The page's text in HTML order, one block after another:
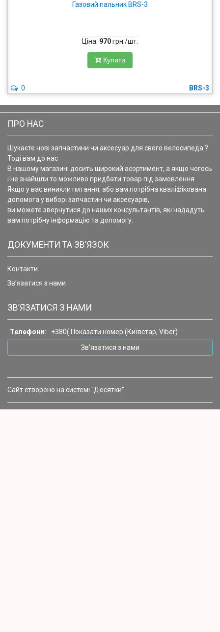
Газовий пальник BRS-3
Ціна: 970грн./шт.
Купити
BRS-3
0
ПРО НАС
Шукаєте нові запчастини чи аксесуар для свого велосипеда ?
Тоді вам до нас
В нашому магазині досить широкий асортимент, а якщо чогось
і не знайшли то можливо придбати товар під замовлення.
Якщо у вас виникли питання, або вам потрібна кваліфікована
допомога у виборі запчастин чи аксесуарів,
ви можете звернутися до наших консультантів, які нададуть
вам потрібну інформацію та допомогу.
ДОКУМЕНТИ ТА ЗВ’ЯЗОК
Контакти
Зв’язатися з нами
ЗВ’ЯЗАТИСЯ З НАМИ
Телефони: +380( Показати номер (Київстар, Viber)
Зв’язатися з нами
Сайт створено на системі "Десятки"